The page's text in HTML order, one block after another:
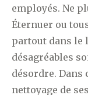
employés. Ne
Éternuer ou
partout dans le
désagréables
désordre.
nettoyage de